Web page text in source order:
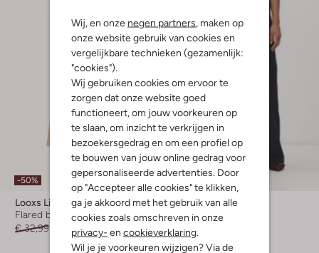
Wij, en onze negen partners , maken op
onze website gebruik van cookies en
vergelijkbare technieken (gezamenlijk:
"cookies").
Wij gebruiken cookies om ervoor te
zorgen dat onze website goed
functioneert, om jouw voorkeuren op
te slaan, om inzicht te verkrijgen in
bezoekersgedrag en om een profiel op
te bouwen van jouw online gedrag voor
gepersonaliseerde advertenties. Door
op "Accepteer alle cookies" te klikken,
ga je akkoord met het gebruik van alle
cookies zoals omschreven in onze
privacy- en cookieverklaring
Wil je je voorkeuren wijzigen? Via de
-50%
Looxs Little
Flared broek
€ 32,99
€ 15,99
Caroline Biss
Wijde broek
€ 189,99